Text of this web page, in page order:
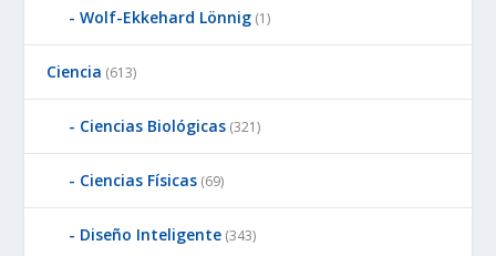
Wolf-Ekkehard Lönnig (1)
Ciencia (613)
Ciencias Biológicas (321)
Ciencias Físicas (69)
Diseño Inteligente (343)